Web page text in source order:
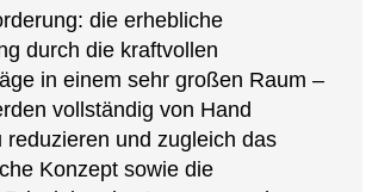
die erhebliche
durch die kraftvollen
in einem sehr großen Raum –
vollständig von Hand
reduzieren und zugleich das
Konzept sowie die